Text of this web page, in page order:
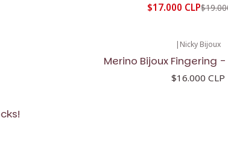
$17.000 CLP
| Nicky Bijoux
Merino Bijoux Fingering
$16.000 CLP